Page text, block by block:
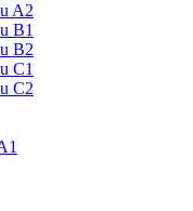
A2
B1
B2
C1
C2